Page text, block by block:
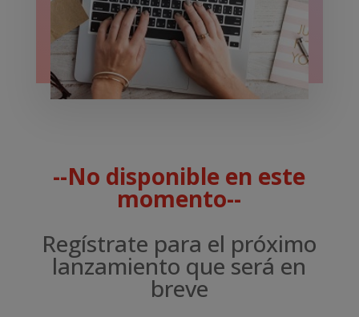
--No disponible en este
momento--
Regístrate para el próximo
lanzamiento que será en
breve